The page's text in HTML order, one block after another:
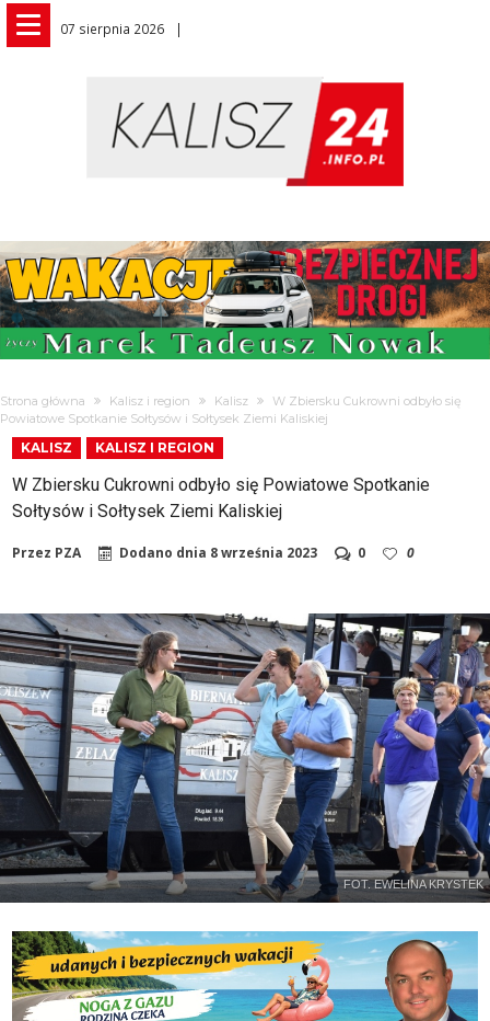
07 sierpnia 2026
Strona główna Kalisz i region Kalisz
W Zbiersku Cukrowni odbyło się
Powiatowe Spotkanie Sołtysów i Sołtysek Ziemi Kaliskiej
KALISZ KALISZ I REGION
W Zbiersku Cukrowni odbyło się Powiatowe Spotkanie
Sołtysów i Sołtysek Ziemi Kaliskiej
Przez PZA Dodano dnia 8 września 2023 0 0
FOT. EWELINA KRYSTEK